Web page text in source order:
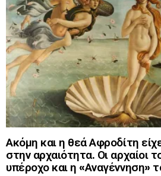
Ακόμη και η θεά Αφροδίτη
στην αρχαιότητα. Οι αρχαίοι
υπέροχο και η «Αναγέννηση»